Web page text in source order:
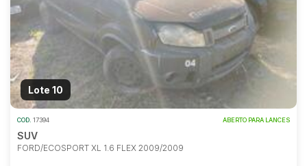
Lote 10
COD. 17394 ABERTO PARA LANCES
SUV
FORD/ECOSPORT XL 1.6 FLEX 2009/2009